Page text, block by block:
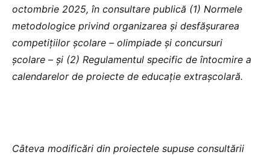
octombrie 2025, în consultare publică (1) Normele
metodologice privind organizarea și desfășurarea
competițiilor școlare – olimpiade și concursuri
școlare – și (2) Regulamentul specific de întocmire a
calendarelor de proiecte de educație extrașcolară.
Câteva modificări din proiectele supuse consultării